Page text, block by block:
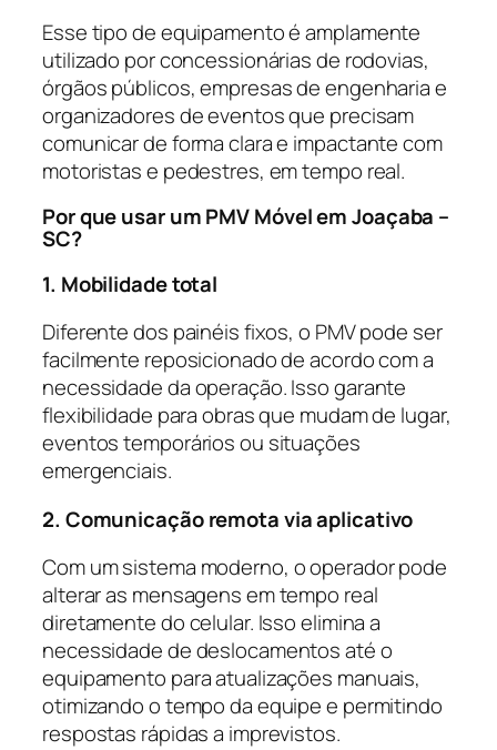
Esse tipo de equipamento é amplamente
utilizado por concessionárias de rodovias,
órgãos públicos, empresas de engenharia e
organizadores de eventos que precisam
comunicar de forma clara e impactante com
motoristas e pedestres, em tempo real.
Por que usar um PMV Móvel em Joaçaba –
SC?
1. Mobilidade total
Diferente dos painéis fixos, o PMV pode ser
facilmente reposicionado de acordo com a
necessidade da operação. Isso garante
flexibilidade para obras que mudam de lugar,
eventos temporários ou situações
emergenciais.
2. Comunicação remota via aplicativo
Com um sistema moderno, o operador pode
alterar as mensagens em tempo real
diretamente do celular. Isso elimina a
necessidade de deslocamentos até o
equipamento para atualizações manuais,
otimizando o tempo da equipe e permitindo
respostas rápidas a imprevistos.